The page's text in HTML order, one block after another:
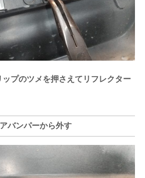
プのツメを押さえてリフレクター
バンパーから外す